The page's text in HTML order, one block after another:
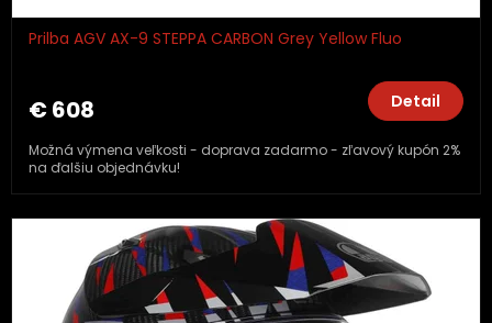
Prilba AGV AX-9 STEPPA CARBON Grey Yellow Fluo
€ 608 Detail
Možná výmena veľkosti - doprava zadarmo - zľavový kupón 2%
na ďalšiu objednávku!